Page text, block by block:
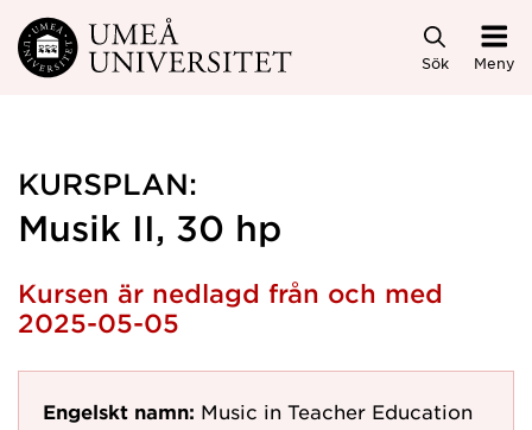
Hoppa direkt till innehållet
Sök Meny
KURSPLAN:
Musik II, 30 hp
Kursen är nedlagd från och med
2025-05-05
Engelskt namn: Music in Teacher Education